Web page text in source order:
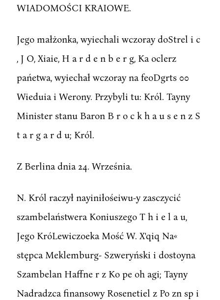
WIADOMOŚCI KRAIOWE.
Jego małżonka, wyiechali wczoray doStrel i c
, J O, Xiaie, H a r d e n b e r g, Ka oclerz
pańetwa, wyiechał wczoray na feoDgrts 00
Wieduia i Werony. Przybyli tu: Król. Tayny
Minister stanu Baron B r o c k h a u s e n z S
t a r g a r d u; Król.
Z Berlina dnia 24. Września.
N. Król raczył nayiniłośeiwu-y zasczycić
szambelaństwera Koniuszego T h i e l a u,
Jego KróLewiczoeka Mość W. X'qiq Na«
stępca Meklemburg- Szweryński i dostoyna
Szambelan Haffne r z Ko pe oh agi; Tayny
Nadradzca finansowy Rosenetiel z Po zn sp i